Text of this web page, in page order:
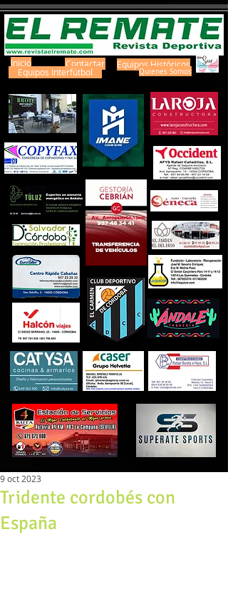
Inicio Contactar
Equipos Interfútbol
Equipos Históricos
Quienes Somos
Tridente cordobés con
España
9 oct 2023